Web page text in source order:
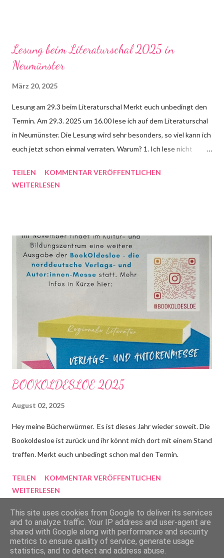
plötzlich wird eine Lawine losgelöst, die alles mit sich reißt. Bald
gibt es ein paar mehr Details.
Lesung beim Literaturschal 2025 in
Neumünster
März 20, 2025
Lesung am 29.3 beim Literaturschal Merkt euch unbedingt den
Termin. Am 29.3. 2025 um 16.00 lese ich auf dem Literaturschal
in Neumünster. Die Lesung wird sehr besonders, so viel kann ich
euch jetzt schon einmal verraten. Warum? 1. Ich lese nicht
Kurzgeschichten und aus Sylt vorlesen werden. 2. Ich werde
Plätze vorhanden.
TEILEN
KOMMENTAR VERÖFFENTLICHEN
WEITERLESEN
BOOKOLDESLOE 2025
August 02, 2025
Hey meine Bücherwürmer. Es ist dieses Jahr wieder soweit. Die
Bookoldesloe ist zurück und ihr könnt mich dort mit einem Stand
treffen. Merkt euch unbedingt schon mal den Termin.
TEILEN
KOMMENTAR VERÖFFENTLICHEN
WEITERLESEN
Powered by Blogger
This site uses cookies from Google to deliver its services
and to analyze traffic. Your IP address and user-agent are
shared with Google along with performance and security
metrics to ensure quality of service, generate usage
statistics, and to detect and address abuse.